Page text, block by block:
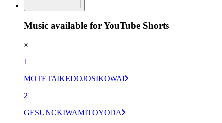
Music available for YouTube Shorts
×
1
MOTETAIKEDOJOSIKOWAI
2
GESUNOKIWAMITOYODA